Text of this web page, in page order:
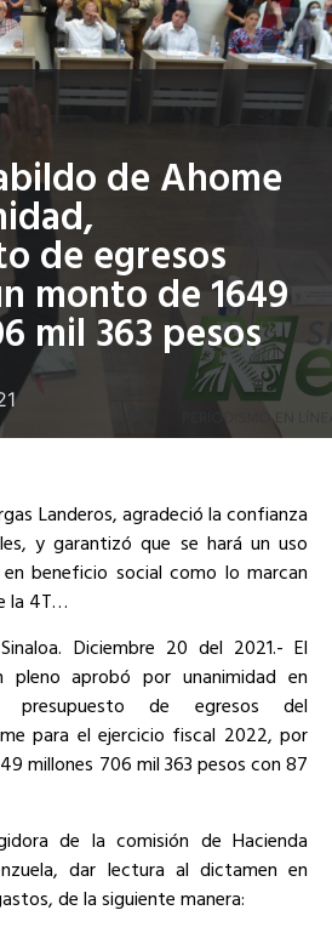
de Ahome
de egresos
monto de 1649
mil 363 pesos
Landeros, agradeció la confianza
y garantizó que se hará un uso
beneficio social como lo marcan
la 4T…
Diciembre 20 del 2021.- El
pleno aprobó por unanimidad en
presupuesto de egresos del
para el ejercicio fiscal 2022, por
millones 706 mil 363 pesos con 87
de la comisión de Hacienda
dar lectura al dictamen en
de la siguiente manera: